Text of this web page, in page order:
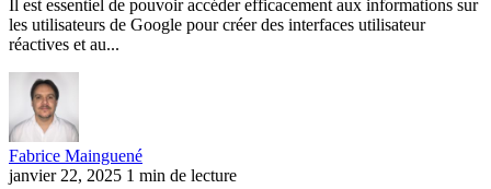
Il est essentiel de pouvoir accéder efficacement aux informations sur
les utilisateurs de Google pour créer des interfaces utilisateur
réactives et au...
Fabrice Mainguené
janvier 22, 2025 1 min de lecture